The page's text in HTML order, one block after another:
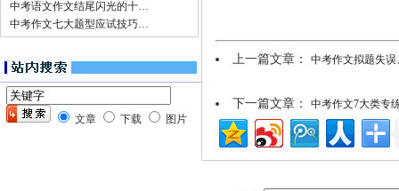
中考语文作文结尾闪光的十…
中考作文七大题型应试技巧…
文章 下载 图片
上一篇文章： 中考作文拟题失
下一篇文章： 中考作文7大类专